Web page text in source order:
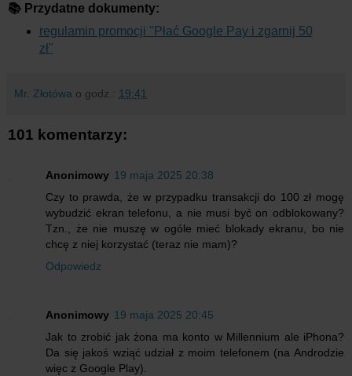
📚 Przydatne dokumenty:
regulamin promocji "Płać Google Pay i zgarnij 50
zł"
Mr. Złotówa o godz.: 19:41
101 komentarzy:
Anonimowy 19 maja 2025 20:38
Czy to prawda, że w przypadku transakcji do 100 zł mogę
wybudzić ekran telefonu, a nie musi być on odblokowany?
Tzn., że nie muszę w ogóle mieć blokady ekranu, bo nie
chcę z niej korzystać (teraz nie mam)?
Odpowiedz
Anonimowy 19 maja 2025 20:45
Jak to zrobić jak żona ma konto w Millennium ale iPhona?
Da się jakoś wziąć udział z moim telefonem (na Androdzie
więc z Google Play).